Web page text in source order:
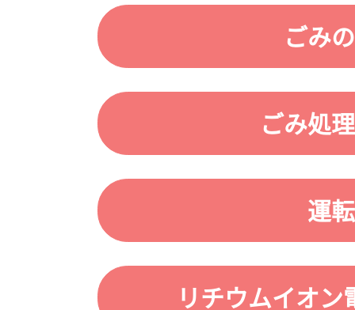
ごみ
ごみ処
運
リチウムイオ